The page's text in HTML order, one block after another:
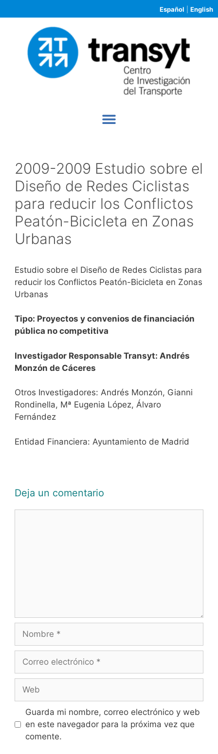
Español English
2009-2009 Estudio sobre el
Diseño de Redes Ciclistas
para reducir los Conflictos
Peatón-Bicicleta en Zonas
Urbanas
Estudio sobre el Diseño de Redes Ciclistas para
reducir los Conflictos Peatón-Bicicleta en Zonas
Urbanas
Tipo: Proyectos y convenios de financiación
pública no competitiva
Investigador Responsable Transyt: Andrés
Monzón de Cáceres
Otros Investigadores: Andrés Monzón, Gianni
Rondinella, Mª Eugenia López, Álvaro
Fernández
Entidad Financiera: Ayuntamiento de Madrid
Deja un comentario
Guarda mi nombre, correo electrónico y web
en este navegador para la próxima vez que
comente.